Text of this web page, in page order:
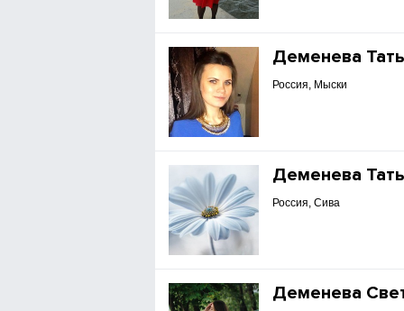
Деменева
Россия, Мыски
Деменева
Россия, Сива
Деменева